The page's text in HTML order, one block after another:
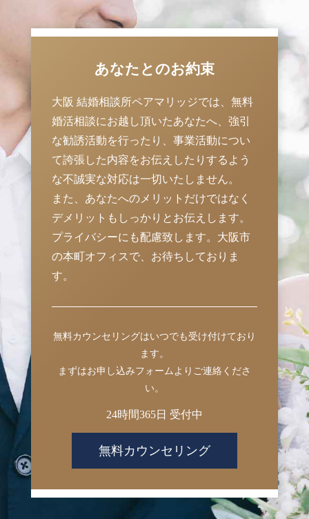
あなたとのお約束
大阪 結婚相談所ペアマリッジでは、無料
婚活相談にお越し頂いたあなたへ、強引
な勧誘活動を行ったり、事業活動につい
て誇張した内容をお伝えしたりするよう
な不誠実な対応は一切いたしません。
また、あなたへのメリットだけではなく
デメリットもしっかりとお伝えします。
プライバシーにも配慮致します。大阪市
の本町オフィスで、お待ちしておりま
す。
無料カウンセリングはいつでも受け付けており
ます。
まずはお申し込みフォームよりご連絡くださ
い。
24時間365日 受付中
無料カウンセリング